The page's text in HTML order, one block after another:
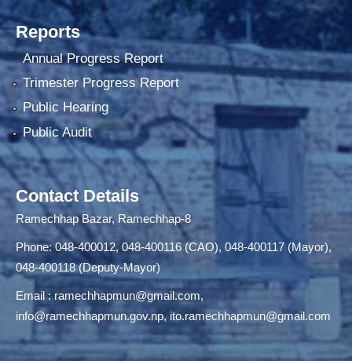
Reports
Annual Progress Report
Trimester Progress Report
Public Hearing
Public Audit
Contact Details
Ramechhap Bazar, Ramechhap-8
Phone: 048-400012, 048-400116 (CAO), 048-400117 (Mayor),
048-400118 (Deputy-Mayor)
Email :ramechhapmun@gmail.com,
info@ramechhapmun.gov.np, ito.ramechhapmun@gmail.com